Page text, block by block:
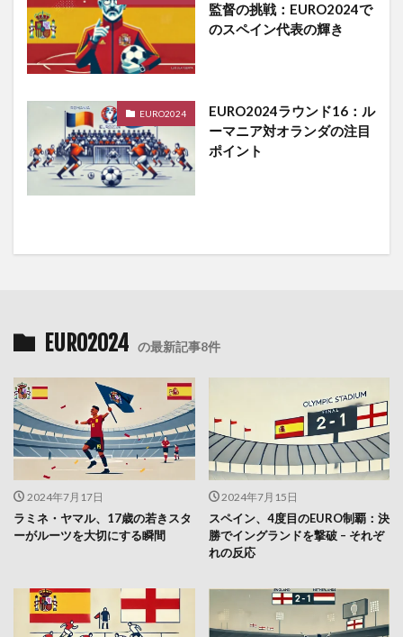
監督の挑戦：EURO2024で
のスペイン代表の輝き
EURO2024
EURO2024ラウンド16：ル
ーマニア対オランダの注目
ポイント
EURO2024 の最新記事8件
2024年7月17日
ラミネ・ヤマル、17歳の若きスタ
ーがルーツを大切にする瞬間
2024年7月15日
スペイン、4度目のEURO制覇：決
勝でイングランドを撃破 – それぞ
れの反応